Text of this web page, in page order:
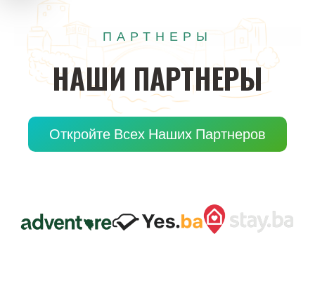
ПАРТНЕРЫ
НАШИ ПАРТНЕРЫ
Откройте Всех Наших Партнеров